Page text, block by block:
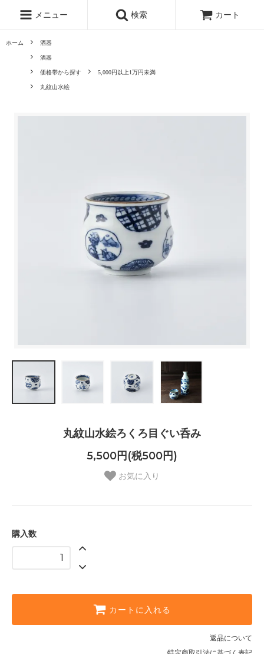
メニュー 検索 カート
ホーム 酒器
酒器
価格帯から探す 5,000円以上1万円未満
丸紋山水絵
丸紋山水絵ろくろ目ぐい呑み
5,500円(税500円)
お気に入り
購入数
カートに入れる
返品について